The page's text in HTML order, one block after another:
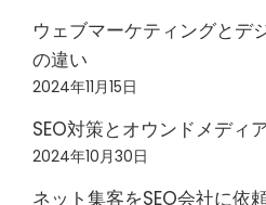
ウェブマーケティングとデ
の違い
2024年11月15日
SEO対策とオウンドメディ
2024年10月30日
ネット集客をSEO会社に依